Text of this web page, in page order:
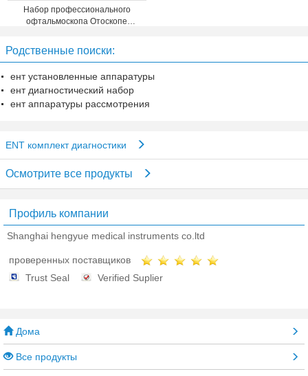
Набор профессионального
офтальмоскопа Отоскопе
Родственные поиски:
ент установленные аппаратуры
ент диагностический набор
ент аппаратуры рассмотрения
ENT комплект диагностики
Осмотрите все продукты
Профиль компании
Shanghai hengyue medical instruments co.ltd
проверенных поставщиков
Trust Seal
Verified Suplier
Дома
Все продукты